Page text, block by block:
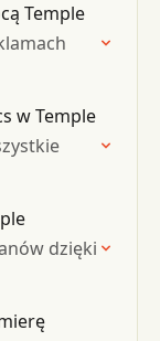
Temple
w Temple
dzięki